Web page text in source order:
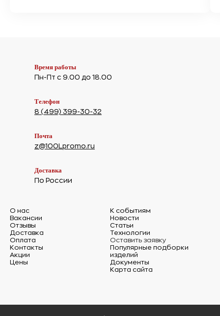
Время работы
Пн-Пт с 9.00 до 18.00
Телефон
8 (499) 399-30-32
Почта
z@100Lpromo.ru
Доставка
По России
О нас
Вакансии
Отзывы
Доставка
Оплата
Контакты
Акции
Цены
К событиям
Новости
Статьи
Технологии
Оставить заявку
Популярные подборки
изделий
Документы
Карта сайта